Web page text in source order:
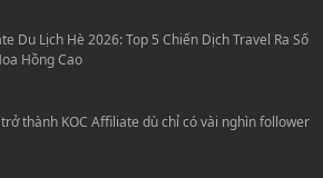
Du Lịch Hè 2026: Top 5 Chiến Dịch Travel Ra Số
Hồng Cao
thành KOC Affiliate dù chỉ có vài nghìn follower